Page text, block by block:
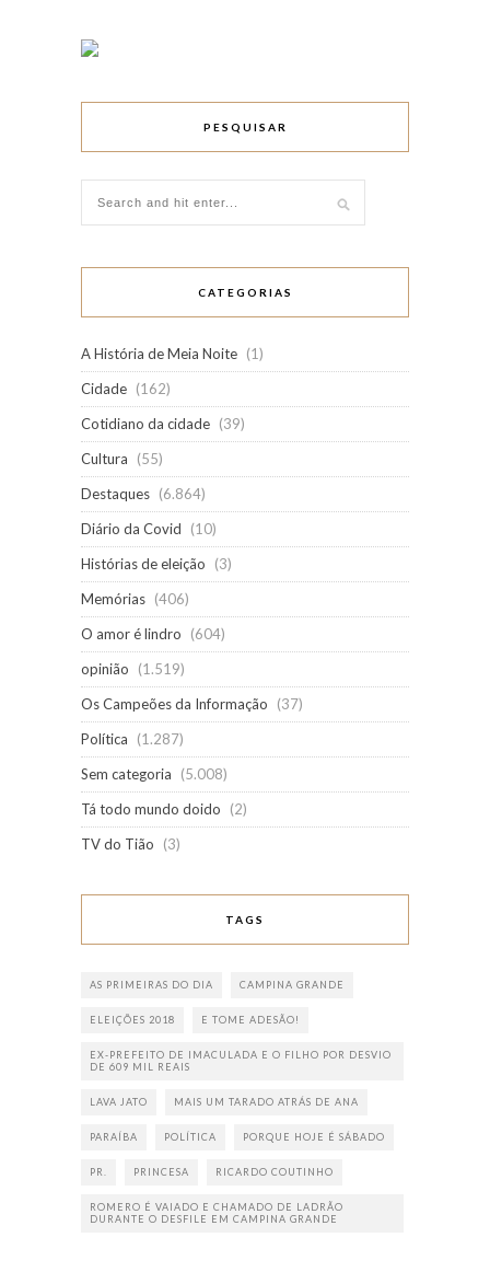
PESQUISAR
CATEGORIAS
A História de Meia Noite (1)
Cidade (162)
Cotidiano da cidade (39)
Cultura
(55)
Destaques (6.864)
Diário da Covid
(10)
Histórias de eleição
(3)
Memórias (406)
O amor é lindro
(604)
opinião
(1.519)
Os Campeões da Informação
(37)
Política
(1.287)
Sem categoria
(5.008)
Tá todo mundo doido
(2)
TV do Tião
(3)
TAGS
AS PRIMEIRAS DO DIA CAMPINA GRANDE
ELEIÇÕES 2018 E TOME ADESÃO!
EX-PREFEITO DE IMACULADA E O FILHO POR DESVIO
DE 609 MIL REAIS
LAVA JATO MAIS UM TARADO ATRÁS DE ANA
PARAÍBA POLÍTICA PORQUE HOJE É SÁBADO
PR. PRINCESA RICARDO COUTINHO
ROMERO É VAIADO E CHAMADO DE LADRÃO
DURANTE O DESFILE EM CAMPINA GRANDE